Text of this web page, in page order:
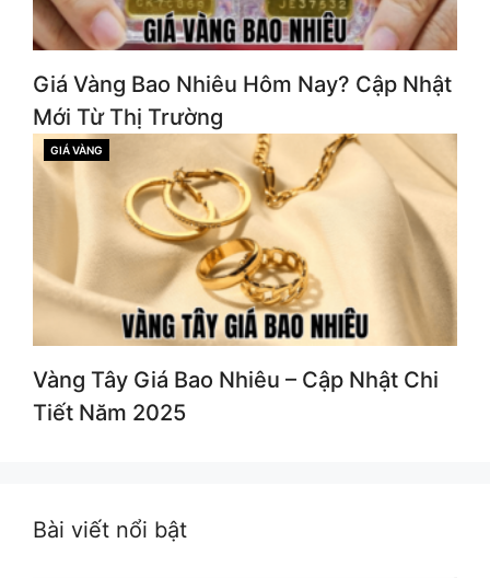
Giá Vàng Bao Nhiêu Hôm Nay? Cập Nhật
Mới Từ Thị Trường
CATEGORIES
GIÁ VÀNG
Vàng Tây Giá Bao Nhiêu – Cập Nhật Chi
Tiết Năm 2025
Bài viết nổi bật